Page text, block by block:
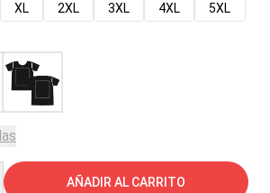
XL 2XL 3XL 4XL
5XL
AÑADIR AL CARRITO